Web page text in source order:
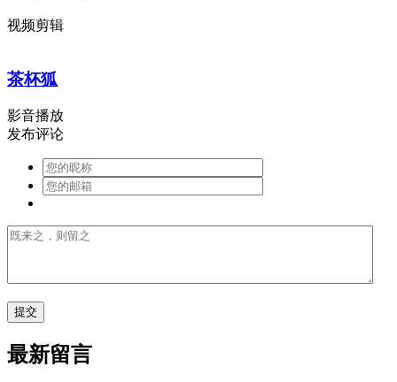
视频剪辑
茶杯狐
影音播放
发布评论
最新留言